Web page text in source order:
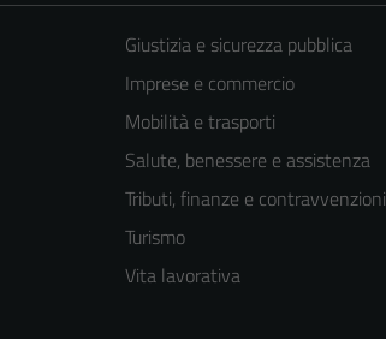
Giustizia e sicurezza pubblica
Imprese e commercio
Mobilità e trasporti
Salute, benessere e assistenza
Tributi, finanze e contravvenzioni
Turismo
Vita lavorativa